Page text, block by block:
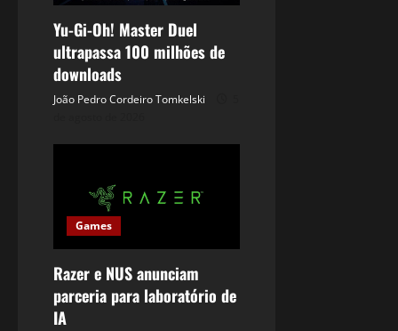
Yu-Gi-Oh! Master Duel
ultrapassa 100 milhões de
downloads
João Pedro Cordeiro Tomkelski
Games
Razer e NUS anunciam
parceria para laboratório de
IA